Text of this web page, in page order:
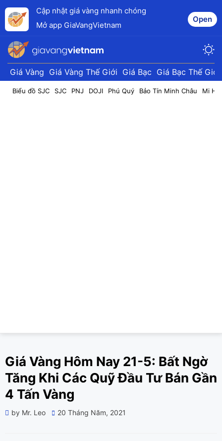
Cập nhật giá vàng nhanh chóng
Mở app GiaVangVietnam
Open
Giá Vàng Giá Vàng Thế Giới Giá Bạc Giá Bạc Thế Giới
Biểu đồ SJC SJC PNJ DOJI Phú Quý Bảo Tín Minh Châu Mi
Giá Vàng Hôm Nay 21-5: Bất Ngờ
Tăng Khi Các Quỹ Đầu Tư Bán Gần
4 Tấn Vàng
by Mr. Leo
Posted
20 Tháng Năm, 2021